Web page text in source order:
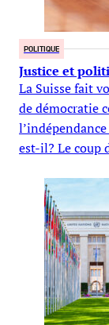
POLITIQUE
Justice et
La Suisse fait
de démocratie
est-il? Le coup